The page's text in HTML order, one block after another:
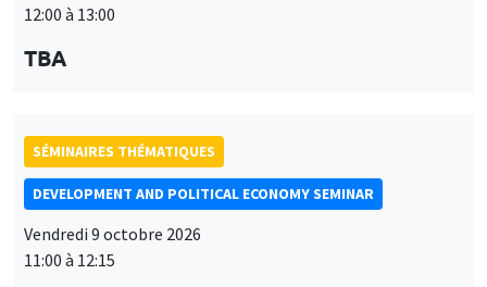
12:00 à 13:00
TBA
SÉMINAIRES THÉMATIQUES
DEVELOPMENT AND POLITICAL ECONOMY SEMINAR
Vendredi 9 octobre 2026
11:00 à 12:15